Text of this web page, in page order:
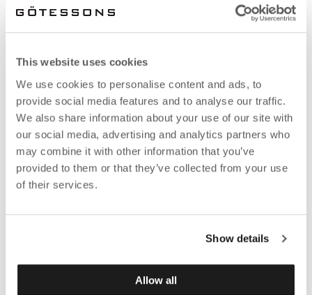
This website uses cookies
We use cookies to personalise content and ads, to
provide social media features and to analyse our traffic.
We also share information about your use of our site with
our social media, advertising and analytics partners who
may combine it with other information that you’ve
provided to them or that they’ve collected from your use
of their services.
Show details
Allow all